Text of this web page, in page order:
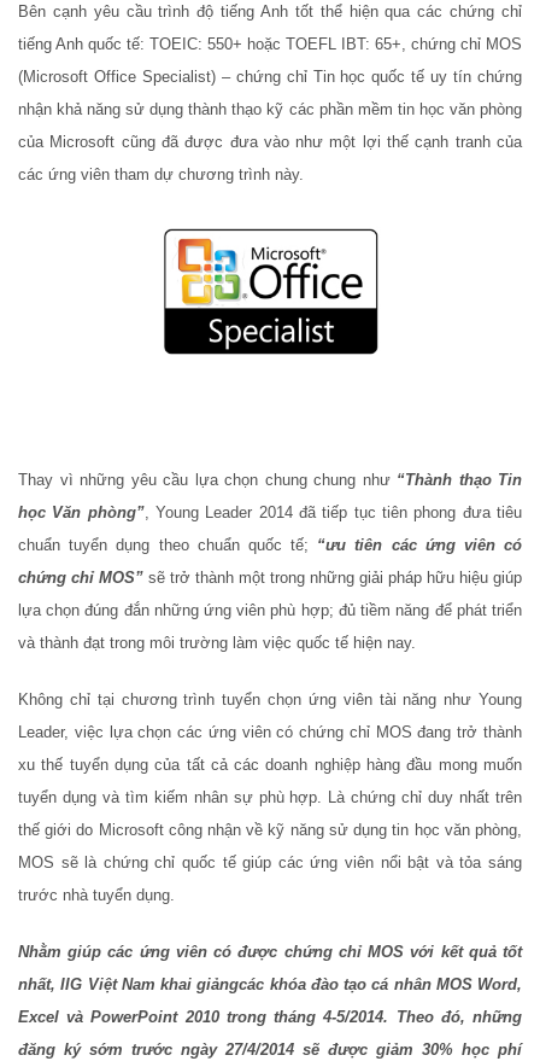
Bên cạnh yêu cầu trình độ tiếng Anh tốt thể hiện qua các chứng chỉ
tiếng Anh quốc tế: TOEIC: 550+ hoặc TOEFL IBT: 65+, chứng chỉ MOS
(Microsoft Office Specialist) – chứng chỉ Tin học quốc tế uy tín chứng
nhận khả năng sử dụng thành thạo kỹ các phần mềm tin học văn phòng
của Microsoft cũng đã được đưa vào như một lợi thế cạnh tranh của
các ứng viên tham dự chương trình này.
Thay vì những yêu cầu lựa chọn chung chung như “Thành thạo Tin
học Văn phòng”, Young Leader 2014 đã tiếp tục tiên phong đưa tiêu
chuẩn tuyển dụng theo chuẩn quốc tế; “ưu tiên các ứng viên có
chứng chỉ MOS” sẽ trở thành một trong những giải pháp hữu hiệu giúp
lựa chọn đúng đắn những ứng viên phù hợp; đủ tiềm năng để phát triển
và thành đạt trong môi trường làm việc quốc tế hiện nay.
Không chỉ tại chương trình tuyển chọn ứng viên tài năng như Young
Leader, việc lựa chọn các ứng viên có chứng chỉ MOS đang trở thành
xu thế tuyển dụng của tất cả các doanh nghiệp hàng đầu mong muốn
tuyển dụng và tìm kiếm nhân sự phù hợp. Là chứng chỉ duy nhất trên
thế giới do Microsoft công nhận về kỹ năng sử dụng tin học văn phòng,
MOS sẽ là chứng chỉ quốc tế giúp các ứng viên nổi bật và tỏa sáng
trước nhà tuyển dụng.
Nhằm giúp các ứng viên có được chứng chỉ MOS với kết quả tốt
nhất, IIG Việt Nam khai giảngcác khóa đào tạo cá nhân MOS Word,
Excel và PowerPoint 2010 trong tháng 4-5/2014. Theo đó, những
đăng ký sớm trước ngày 27/4/2014 sẽ được giảm 30% học phí